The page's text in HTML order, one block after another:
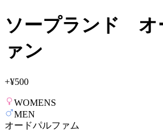
ソープランド オ
ァン
+¥500
WOMENS
MEN
オードパルファム